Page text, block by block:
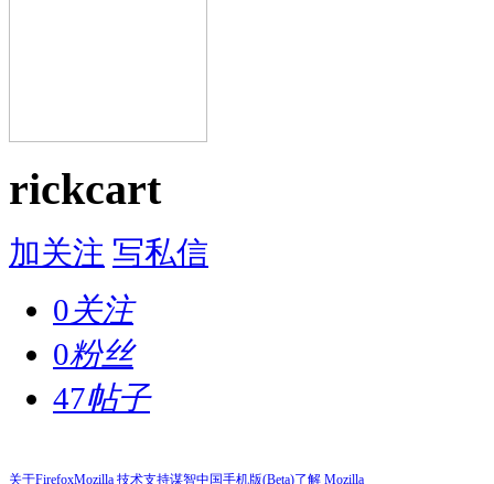
rickcart
加关注 写私信
0关注
0粉丝
47帖子
关于FirefoxMozilla 技术支持谋智中国手机版(Beta)了解 Mozilla